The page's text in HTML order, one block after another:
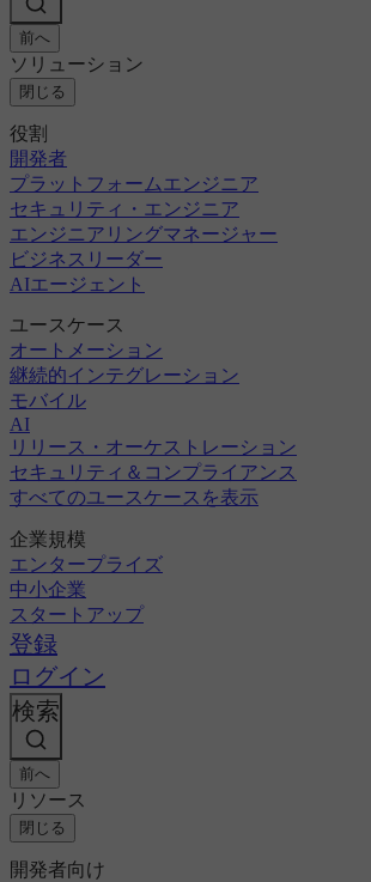
前へ
ソリューション
閉じる
役割
開発者
プラットフォームエンジニア
セキュリティ・エンジニア
エンジニアリングマネージャー
ビジネスリーダー
AIエージェント
ユースケース
オートメーション
継続的インテグレーション
モバイル
AI
リリース・オーケストレーション
セキュリティ＆コンプライアンス
すべてのユースケースを表示
企業規模
エンタープライズ
中小企業
スタートアップ
登録
ログイン
検索
前へ
リソース
閉じる
開発者向け